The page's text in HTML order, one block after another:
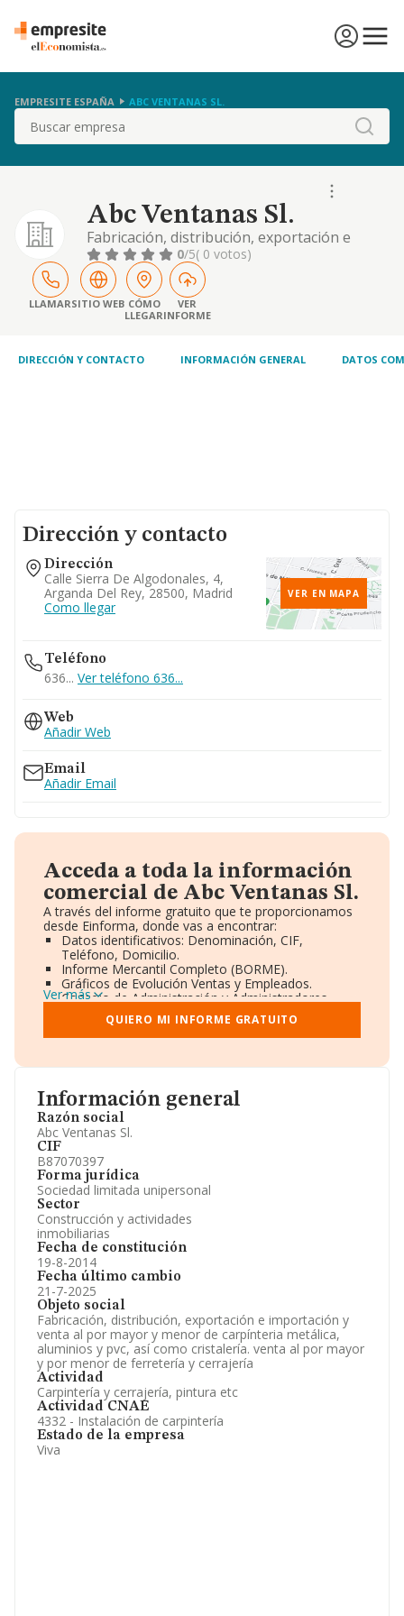
EMPRESITE ESPAÑA ABC VENTANAS SL.
Buscar
Abc Ventanas Sl.
Fabricación, distribución, exportación e
importación y venta al por mayor y menor
de carpínteria metálica, aluminios y pvc, así
como cristalería. venta al por mayor y por
menor de ferretería y cerrajería
0/5( 0 votos)
LLAMARSITIO WEB CÓMO
LLEGAR
VER
INFORME
DIRECCIÓN Y CONTACTO INFORMACIÓN GENERAL DATOS
Información general
Razón social
Abc Ventanas Sl.
CIF
B87070397
Forma jurídica
Sociedad limitada unipersonal
Sector
Construcción y actividades
inmobiliarias
Fecha de constitución
19-8-2014
Fecha último cambio
21-7-2025
Objeto social
Fabricación, distribución, exportación e importación y
venta al por mayor y menor de carpínteria metálica,
aluminios y pvc, así como cristalería. venta al por mayor
y por menor de ferretería y cerrajería
Actividad
Carpintería y cerrajería, pintura etc
Actividad CNAE
4332 - Instalación de carpintería
Estado de la empresa
Viva
Dirección y contacto
Dirección
Calle Sierra De Algodonales, 4,
Arganda Del Rey, 28500, Madrid
Como llegar
VER EN MAPA
Teléfono
636... Ver teléfono 636...
Web
Añadir Web
Email
Añadir Email
Acceda a toda la información
comercial de Abc Ventanas Sl.
A través del informe gratuito que te proporcionamos
desde Einforma, donde vas a encontrar:
Datos identificativos: Denominación, CIF,
Teléfono, Domicilio.
Informe Mercantil Completo (BORME).
Gráficos de Evolución Ventas y Empleados.
Consejo de Administración y Administradores.
Directivos y Ejecutivos.
Accionistas.
Participaciones y Vinculaciones en otras empresas.
Información oficial y registral complementaria.
Ver más
QUIERO MI INFORME GRATUITO